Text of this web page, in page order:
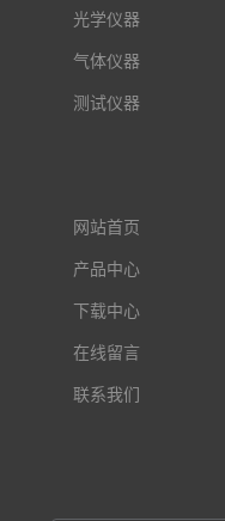
光学仪器
气体仪器
测试仪器
网站首页
产品中心
下载中心
在线留言
联系我们